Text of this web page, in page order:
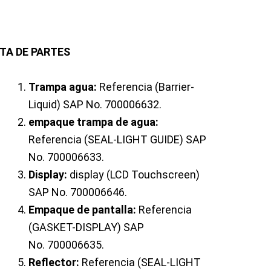
DE PARTES
Trampa agua: Referencia (Barrier-
Liquid) SAP No. 700006632.
empaque trampa de agua:
Referencia (SEAL-LIGHT GUIDE) SAP
No. 700006633.
Display: display (LCD Touchscreen)
SAP No. 700006646.
Empaque de pantalla: Referencia
(GASKET-DISPLAY) SAP
No. 700006635.
Reflector: Referencia (SEAL-LIGHT